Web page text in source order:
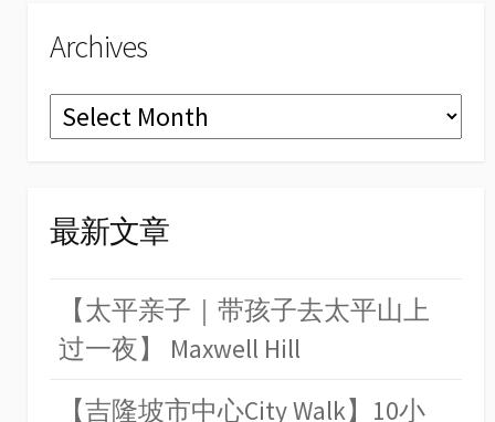
Archives
Archives
最新文章
【太平亲子｜带孩子去太平山上
过一夜】 Maxwell Hill
【吉隆坡市中心City Walk】10小